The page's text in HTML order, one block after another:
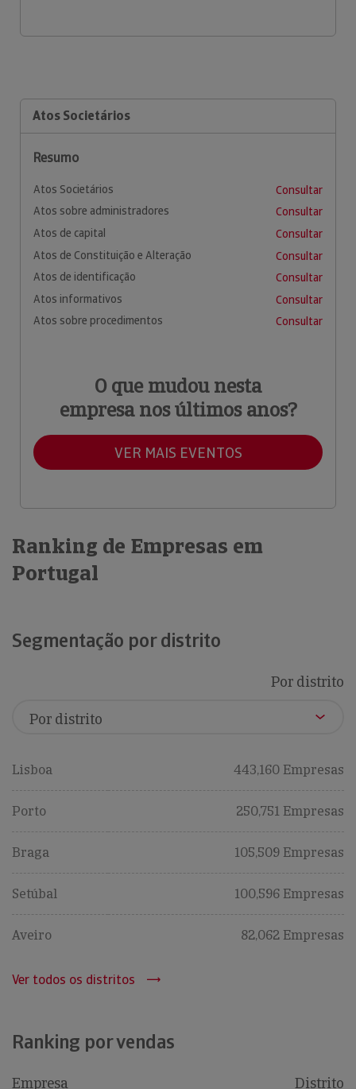
Atos Societários
Resumo
Atos Societários
Consultar
Atos sobre administradores
Consultar
Atos de capital
Consultar
Atos de Constituição e Alteração
Consultar
Atos de identificação
Consultar
Atos informativos
Consultar
Atos sobre procedimentos
Consultar
O que mudou nesta
empresa nos últimos anos?
VER MAIS EVENTOS
Ranking de Empresas em
Portugal
Segmentação por distrito
Por distrito
Lisboa 443,160 Empresas
Porto 250,751 Empresas
Braga 105,509 Empresas
Setúbal 100,596 Empresas
Aveiro 82,062 Empresas
Ver todos os distritos
Ranking por vendas
Empresa Distrito